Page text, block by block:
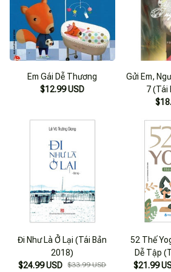
Em Gái Dễ Thương
$12.99 USD
Gửi Em,
7 (Tái
Đi Như Là Ở Lại (Tái Bản
2018)
$24.99 USD
$33.99 USD
52 Thế
Dễ Tập
$21.99